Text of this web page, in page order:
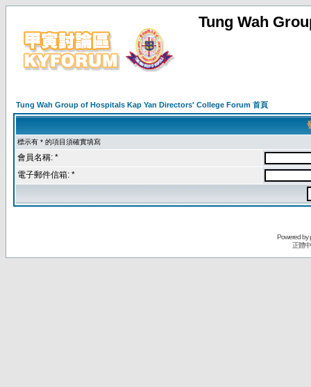
Tung Wah
Tung Wah Group of Hospitals Kap Yan Directors' College Forum 首頁
標示有 * 的項目須確實填寫
會員名稱: *
電子郵件信箱: *
Powered by
正體